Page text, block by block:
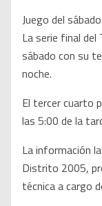
Juego del
La serie final
sábado con su
noche.
El tercer cuarto
las 5:00 de la
La información
Distrito 2005,
técnica a cargo